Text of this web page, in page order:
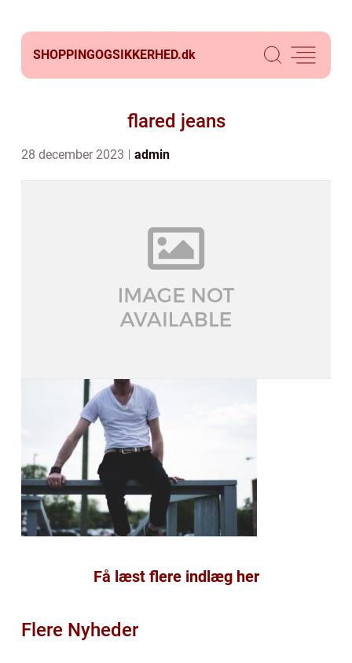
SHOPPINGOGSIKKERHED.dk
flared jeans
28 december 2023 admin
Få læst flere indlæg her
Flere Nyheder